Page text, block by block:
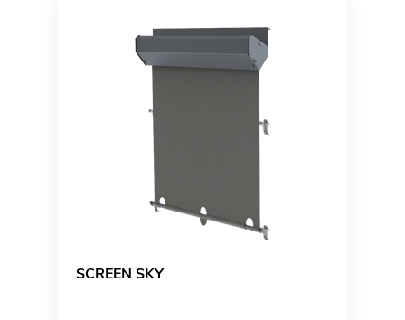
SCREEN SKY